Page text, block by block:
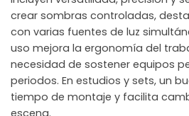
crear sombras controladas,
con varias fuentes de luz
uso mejora la ergonomía del
necesidad de sostener equipos
periodos. En estudios y sets, un
tiempo de montaje y facilita
escena.